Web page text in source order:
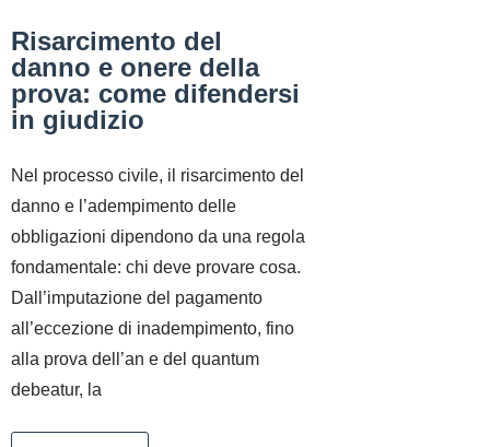
Risarcimento del
danno e onere della
prova: come difendersi
in giudizio
Nel processo civile, il risarcimento del
danno e l’adempimento delle
obbligazioni dipendono da una regola
fondamentale: chi deve provare cosa.
Dall’imputazione del pagamento
all’eccezione di inadempimento, fino
alla prova dell’an e del quantum
debeatur, la